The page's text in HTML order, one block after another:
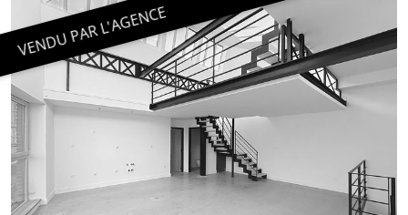
VENDU PAR L'AGENCE